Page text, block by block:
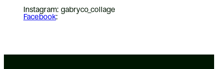
Instagram: gabryco_collage
Facebook: